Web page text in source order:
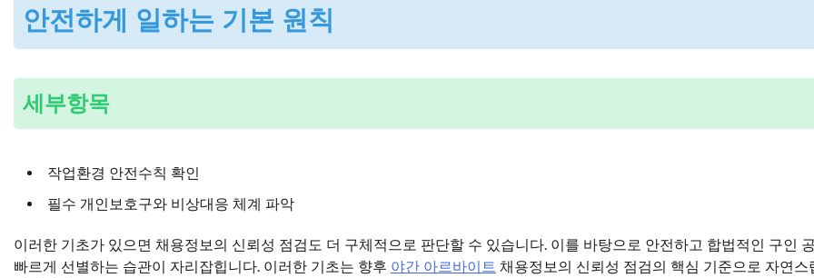
안전하게 일하는 기본 원칙
세부항목
작업환경 안전수칙 확인
필수 개인보호구와 비상대응 체계 파악
이러한 기초가 있으면 채용정보의 신뢰성 점검도 더 구체적으로 판단할 수 있습니다. 이를 바탕으로 안전하고 합법적인 구인
빠르게 선별하는 습관이 자리잡힙니다. 이러한 기초는 향후 야간 아르바이트 채용정보의 신뢰성 점검의 핵심 기준으로 자연스